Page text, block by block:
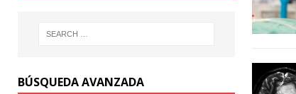
BÚSQUEDA AVANZADA